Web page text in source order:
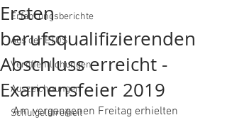
Erfahrungsberichte
Aus der ETOS
Veröffentlichungen
Auszeichnungen
Schulgeldfreiheit
Ersten
berufsqualifizierenden
Abschluss erreicht -
Examensfeier 2019
Am vergangenen Freitag erhielten